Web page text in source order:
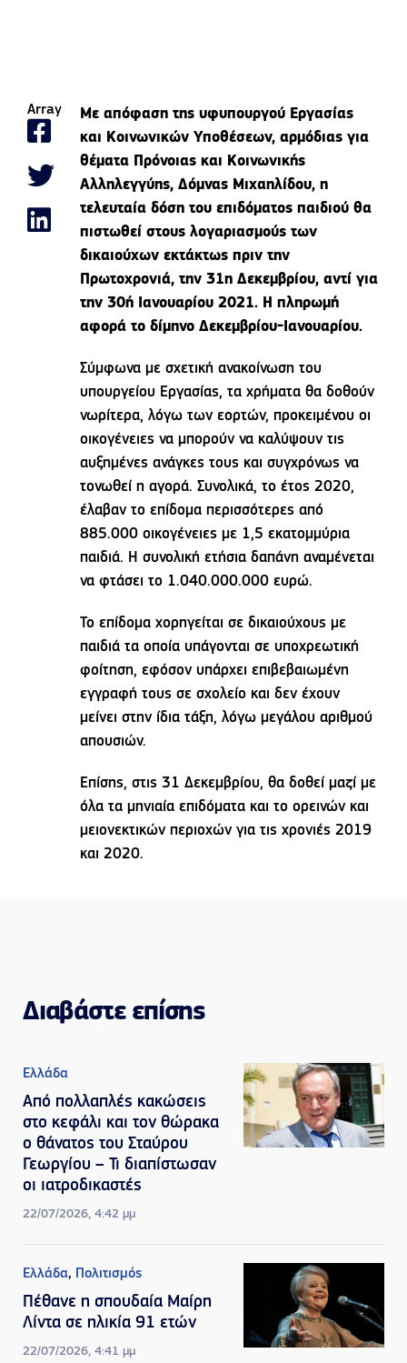
Array
Με απόφαση της υφυπουργού Εργασίας
και Κοινωνικών Υποθέσεων, αρμόδιας για
θέματα Πρόνοιας και Κοινωνικής
Αλληλεγγύης, Δόμνας Μιχαηλίδου, η
τελευταία δόση του επιδόματος παιδιού θα
πιστωθεί στους λογαριασμούς των
δικαιούχων εκτάκτως πριν την
Πρωτοχρονιά, την 31η Δεκεμβρίου, αντί για
την 30ή Ιανουαρίου 2021. Η πληρωμή
αφορά το δίμηνο Δεκεμβρίου-Ιανουαρίου.
Σύμφωνα με σχετική ανακοίνωση του
υπουργείου Εργασίας, τα χρήματα θα δοθούν
νωρίτερα, λόγω των εορτών, προκειμένου οι
οικογένειες να μπορούν να καλύψουν τις
αυξημένες ανάγκες τους και συγχρόνως να
τονωθεί η αγορά. Συνολικά, το έτος 2020,
έλαβαν το επίδομα περισσότερες από
885.000 οικογένειες με 1,5 εκατομμύρια
παιδιά. Η συνολική ετήσια δαπάνη αναμένεται
να φτάσει το 1.040.000.000 ευρώ.
Το επίδομα χορηγείται σε δικαιούχους με
παιδιά τα οποία υπάγονται σε υποχρεωτική
φοίτηση, εφόσον υπάρχει επιβεβαιωμένη
εγγραφή τους σε σχολείο και δεν έχουν
μείνει στην ίδια τάξη, λόγω μεγάλου αριθμού
απουσιών.
Επίσης, στις 31 Δεκεμβρίου, θα δοθεί μαζί με
όλα τα μηνιαία επιδόματα και το ορεινών και
μειονεκτικών περιοχών για τις χρονιές 2019
και 2020.
Διαβάστε επίσης
Ελλάδα
Από πολλαπλές κακώσεις
στο κεφάλι και τον θώρακα
ο θάνατος του Σταύρου
Γεωργίου – Τι διαπίστωσαν
οι ιατροδικαστές
22/07/2026, 4:42 μμ
Ελλάδα, Πολιτισμός
Πέθανε η σπουδαία Μαίρη
Λίντα σε ηλικία 91 ετών
22/07/2026, 4:41 μμ